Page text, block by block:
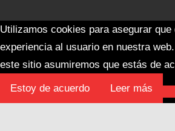
Utilizamos cookies para asegurar que
experiencia al usuario en nuestra
este sitio asumiremos que estás de
Estoy de acuerdo Leer más